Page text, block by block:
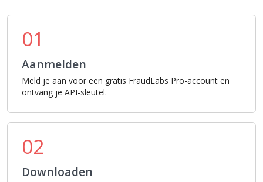
01
Aanmelden
Meld je aan voor een gratis FraudLabs Pro-account en
ontvang je API-sleutel.
02
Downloaden